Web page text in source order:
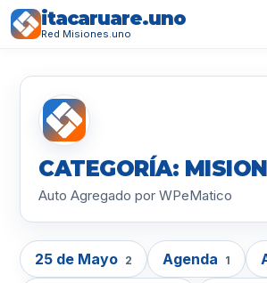
itacaruare.uno
Red Misiones.uno
CATEGORÍA:
Auto Agregado por WPeMatico
25 de Mayo 2 Agenda 1